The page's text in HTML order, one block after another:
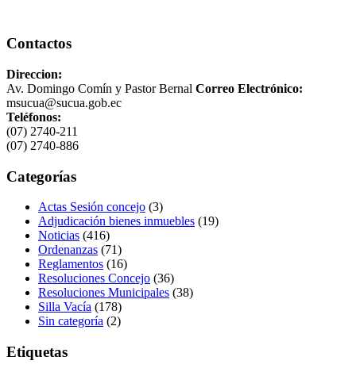
Contactos
Direccion:
Av. Domingo Comín y Pastor Bernal Correo Electrónico:
msucua@sucua.gob.ec
Teléfonos:
(07) 2740-211
(07) 2740-886
Categorías
Actas Sesión concejo (3)
Adjudicación bienes inmuebles (19)
Noticias (416)
Ordenanzas (71)
Reglamentos (16)
Resoluciones Concejo (36)
Resoluciones Municipales (38)
Silla Vacía (178)
Sin categoría (2)
Etiquetas